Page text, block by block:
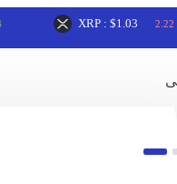
XRP : $1.03 2.22